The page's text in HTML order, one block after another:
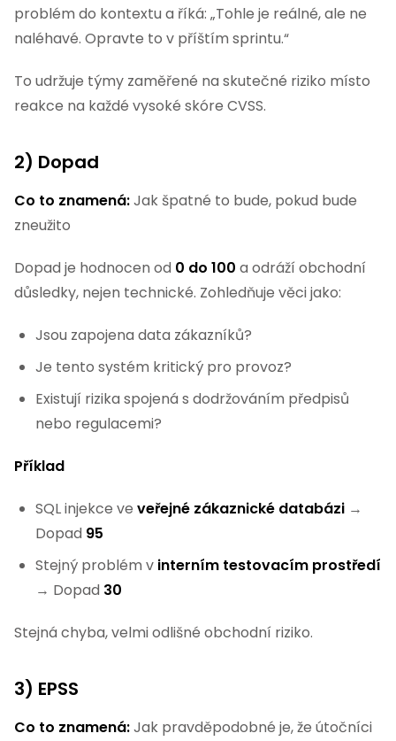
problém do kontextu a říká: „Tohle je reálné, ale ne
naléhavé. Opravte to v příštím sprintu.“
To udržuje týmy zaměřené na skutečné riziko místo
reakce na každé vysoké skóre CVSS.
2) Dopad
Co to znamená:Jak špatné to bude, pokud bude
zneužito
Dopad je hodnocen od 0 do 100 a odráží obchodní
důsledky, nejen technické. Zohledňuje věci jako:
Jsou zapojena data zákazníků?
Je tento systém kritický pro provoz?
Existují rizika spojená s dodržováním předpisů
nebo regulacemi?
Příklad
SQL injekce ve veřejné zákaznické databázi →
Dopad 95
Stejný problém v interním testovacím prostředí
→ Dopad 30
Stejná chyba, velmi odlišné obchodní riziko.
3) EPSS
Co to znamená:Jak pravděpodobné je, že útočníci